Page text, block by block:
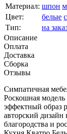
Материал: шпон
Цвет:
белые
Тип:
на
Описание
Оплата
Доставка
Сборка
Отзывы
Симпатичная
Роскошная модель
эффектный образ
авторский дизайн
благородства и